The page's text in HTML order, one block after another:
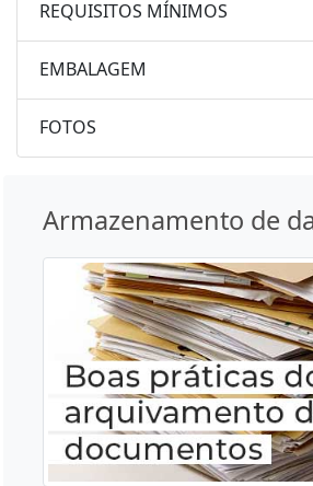
REQUISITOS MÍNIMOS
EMBALAGEM
FOTOS
Armazenamento de